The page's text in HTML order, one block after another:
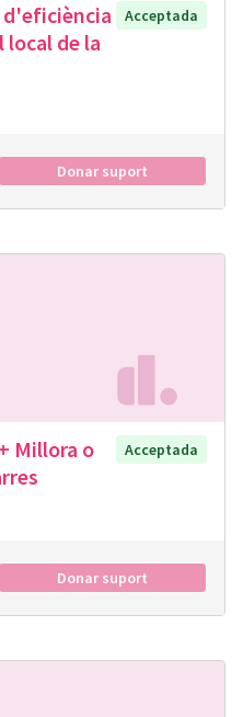
d'eficiència
de la
Acceptada
Donar suport
Millora o
Acceptada
Donar suport